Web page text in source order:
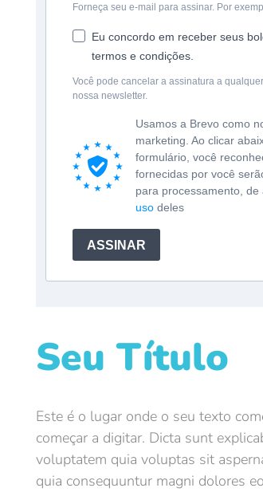
Forneça seu e-mail para assinar. Por
Eu concordo em receber seus
termos e condições.
Você pode cancelar a assinatura a
nossa newsletter.
Usamos a Brevo como
marketing. Ao clicar
formulário, você
fornecidas por você
para processamento, de
uso deles
ASSINAR
Seu Título
Este é o lugar onde o seu texto
começar a digitar. Dicta sunt
voluptatem quia voluptas sit
quia consequuntur magni dolores